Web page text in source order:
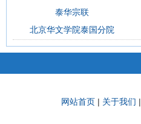
泰华宗联
北京华文学院泰国分院
网站首页 | 关于我们 |